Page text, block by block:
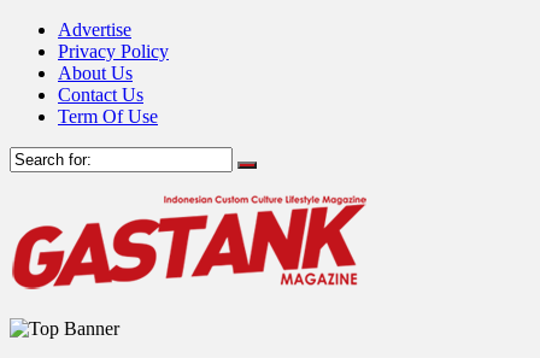
Advertise
Privacy Policy
About Us
Contact Us
Term Of Use